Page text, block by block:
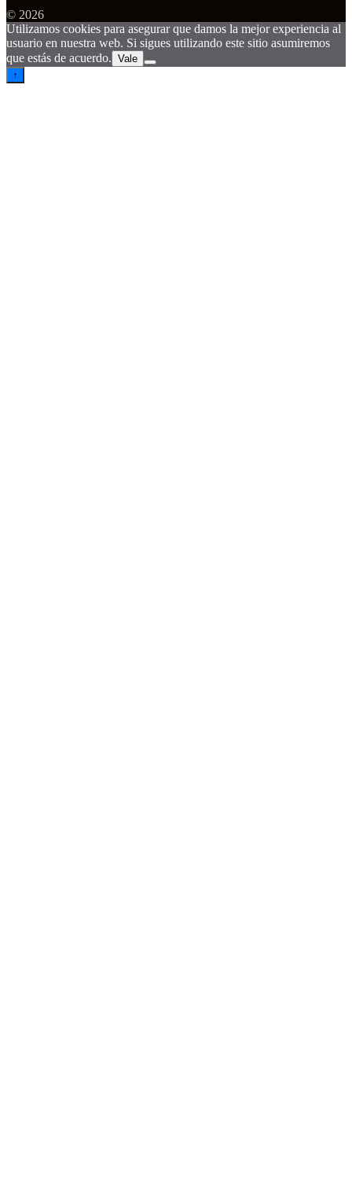
© 2026
Utilizamos cookies para asegurar que damos la mejor experiencia al
usuario en nuestra web. Si sigues utilizando este sitio asumiremos
que estás de acuerdo. Vale
↑